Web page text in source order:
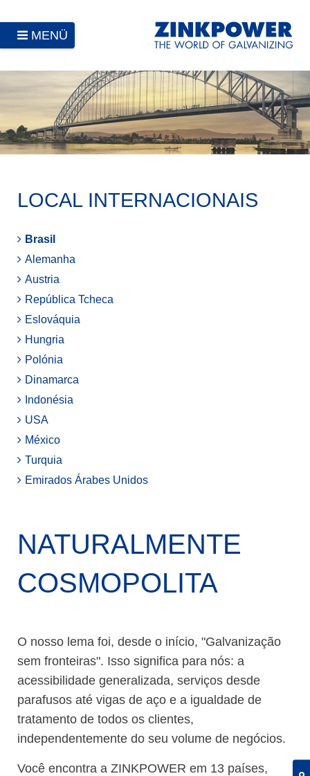
MENÜ
LOCAL INTERNACIONAIS
Brasil
Alemanha
Austria
República Tcheca
Eslováquia
Hungria
Polónia
Dinamarca
Indonésia
USA
México
Turquia
Emirados Árabes Unidos
NATURALMENTE
COSMOPOLITA
O nosso lema foi, desde o início, "Galvanização
sem fronteiras". Isso significa para nós: a
acessibilidade generalizada, serviços desde
parafusos até vigas de aço e a igualdade de
tratamento de todos os clientes,
independentemente do seu volume de negócios.
Você encontra a ZINKPOWER em 13 países,